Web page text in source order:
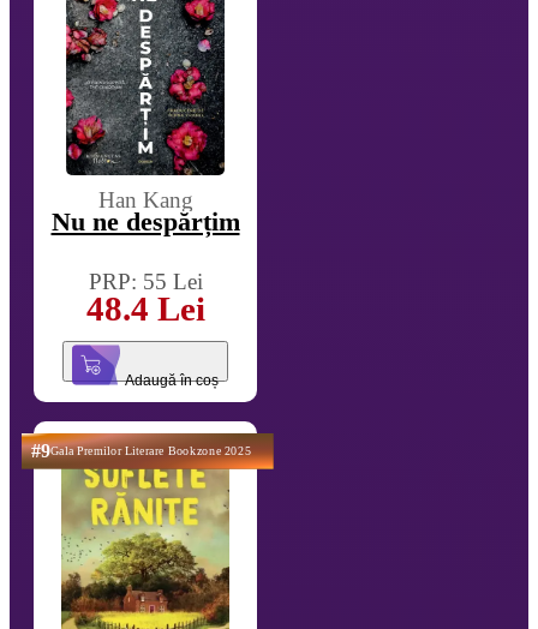
Han Kang
Nu ne despărțim
PRP: 55 Lei
48.4 Lei
Adaugă în coș
#9Gala Premilor Literare Bookzone 2025